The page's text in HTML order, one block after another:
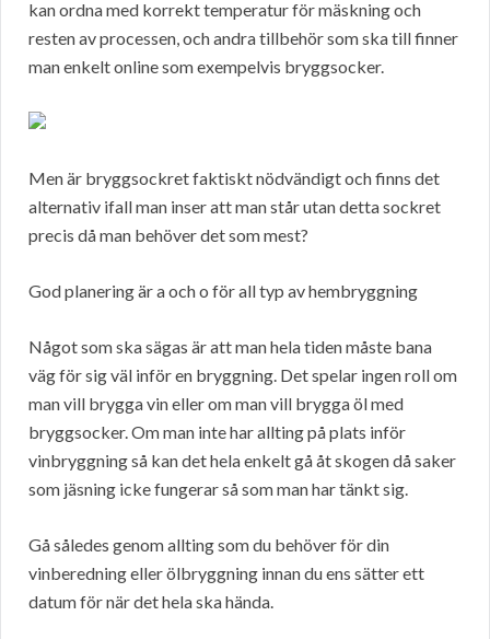
kan ordna med korrekt temperatur för mäskning och
resten av processen, och andra tillbehör som ska till finner
man enkelt online som exempelvis bryggsocker.
Men är bryggsockret faktiskt nödvändigt och finns det
alternativ ifall man inser att man står utan detta sockret
precis då man behöver det som mest?
God planering är a och o för all typ av hembryggning
Något som ska sägas är att man hela tiden måste bana
väg för sig väl inför en bryggning. Det spelar ingen roll om
man vill brygga vin eller om man vill brygga öl med
bryggsocker. Om man inte har allting på plats inför
vinbryggning så kan det hela enkelt gå åt skogen då saker
som jäsning icke fungerar så som man har tänkt sig.
Gå således genom allting som du behöver för din
vinberedning eller ölbryggning innan du ens sätter ett
datum för när det hela ska hända.